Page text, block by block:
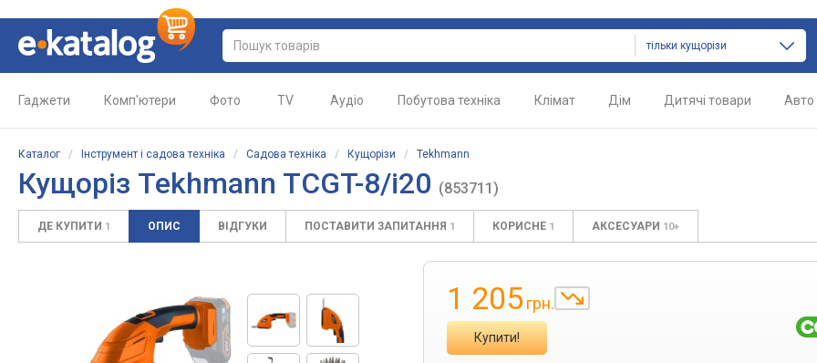
тільки кущорізи
Гаджети Комп'ютери Фото TV Аудіо Побутова техніка Клімат Дім Дитячі товари Авто
Каталог / Інструмент і садова техніка / Садова техніка / Кущорізи / Tekhmann
Кущоріз Tekhmann TCGT-8/i20 (853711)
ДЕ КУПИТИ 1 ОПИС ВІДГУКИ ПОСТАВИТИ ЗАПИТАННЯ 1 КОРИСНЕ 1 АКСЕСУАРИ 10+
1 205 грн.
Купити!